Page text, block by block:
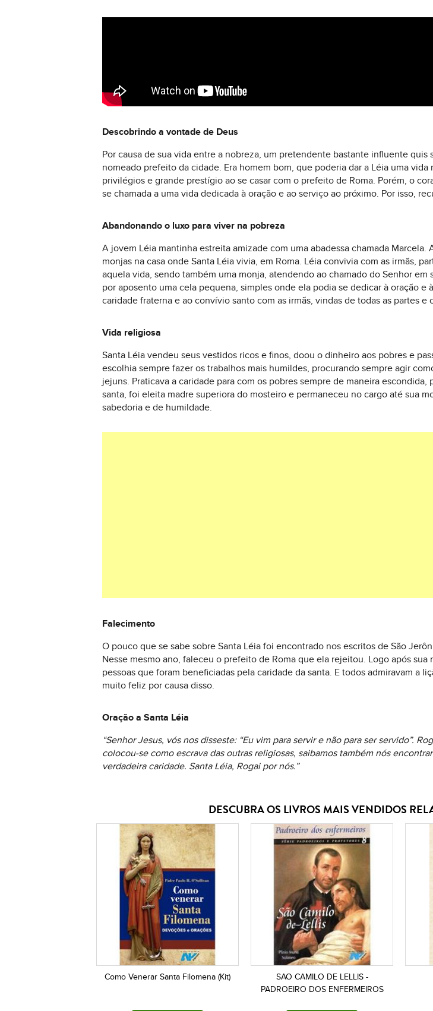
Descobrindo a vontade de Deus
Por causa de sua vida entre a nobreza, um pretendente bastante influente
nomeado prefeito da cidade. Era homem bom, que poderia dar a Léia uma
privilégios e grande prestígio ao se casar com o prefeito de Roma. Porém, o
se chamada a uma vida dedicada à oração e ao serviço ao próximo. Por isso,
Abandonando o luxo para viver na pobreza
A jovem Léia mantinha estreita amizade com uma abadessa chamada
monjas na casa onde Santa Léia vivia, em Roma. Léia convivia com as irmãs,
aquela vida, sendo também uma monja, atendendo ao chamado do Senhor
por aposento uma cela pequena, simples onde ela podia se dedicar à oração
caridade fraterna e ao convívio santo com as irmãs, vindas de todas as partes e
Vida religiosa
Santa Léia vendeu seus vestidos ricos e finos, doou o dinheiro aos pobres e
escolhia sempre fazer os trabalhos mais humildes, procurando sempre agir
jejuns. Praticava a caridade para com os pobres sempre de maneira
santa, foi eleita madre superiora do mosteiro e permaneceu no cargo até sua
sabedoria e de humildade.
Falecimento
O pouco que se sabe sobre Santa Léia foi encontrado nos escritos de São
Nesse mesmo ano, faleceu o prefeito de Roma que ela rejeitou. Logo após
pessoas que foram beneficiadas pela caridade da santa. E todos admiravam a
muito feliz por causa disso.
Oração a Santa Léia
“Senhor Jesus, vós nos disseste: “Eu vim para servir e não para ser servido”.
colocou-se como escrava das outras religiosas, saibamos também nós
verdadeira caridade. Santa Léia, Rogai por nós.”
DESCUBRA OS LIVROS MAIS VENDIDOS
Como Venerar Santa Filomena (Kit)
SAO CAMILO DE LELLIS -
PADROEIRO DOS ENFERMEIROS